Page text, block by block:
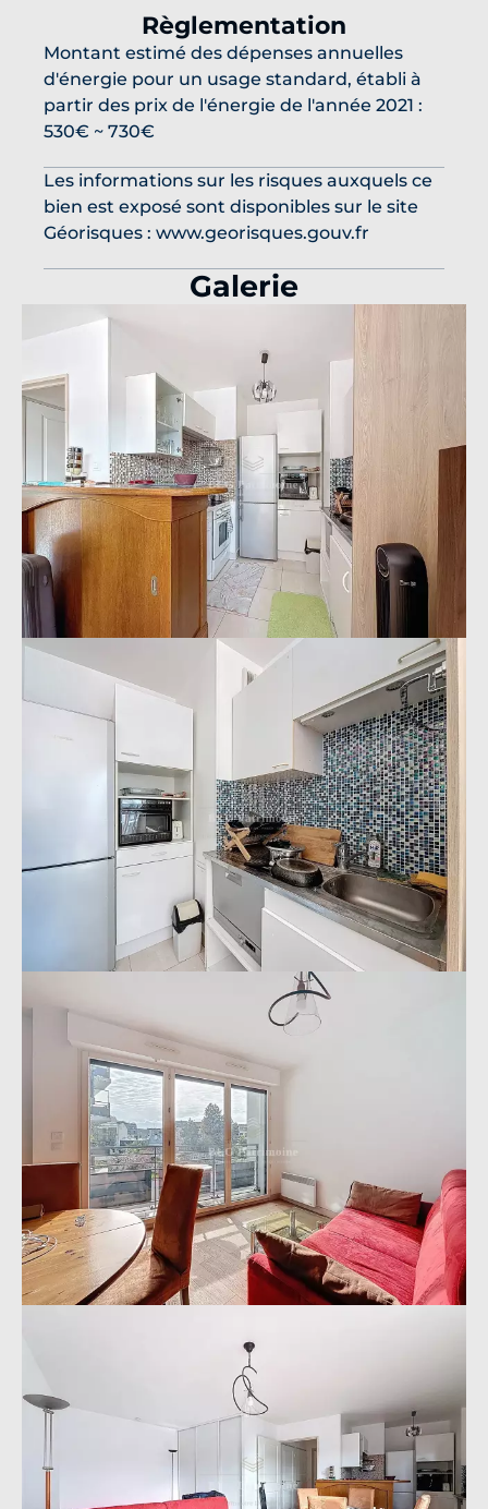
Règlementation
Montant estimé des dépenses annuelles
d'énergie pour un usage standard, établi à
partir des prix de l'énergie de l'année 2021 :
530€ ~ 730€
Les informations sur les risques auxquels ce
bien est exposé sont disponibles sur le site
Géorisques : www.georisques.gouv.fr
Galerie